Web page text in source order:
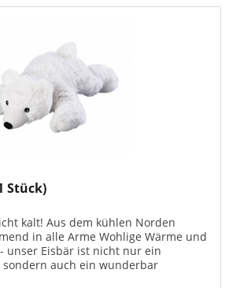
Stück)
kalt! Aus dem kühlen Norden
in alle Arme Wohlige Wärme und
unser Eisbär ist nicht nur ein
sondern auch ein wunderbar